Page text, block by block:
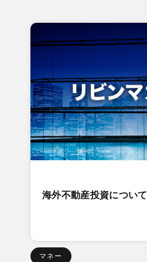
海外不動産投資について
マネー